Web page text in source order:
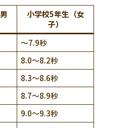
小学校5年生（女
子）
～7.9秒
8.0～8.2秒
8.3～8.6秒
8.7～8.9秒
9.0～9.3秒